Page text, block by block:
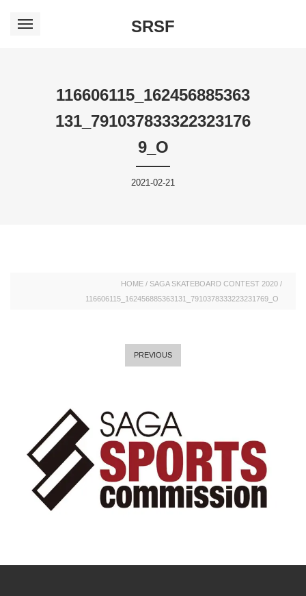
SRSF
116606115_162456885363
131_791037833322323176
9_O
2021-02-21
HOME / SAGA SKATEBOARD CONTEST 2020 /
116606115_162456885363131_7910378333223231769_O
PREVIOUS